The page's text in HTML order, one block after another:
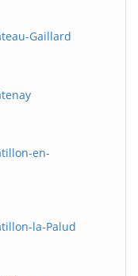
Gaillard
en-
la-Palud